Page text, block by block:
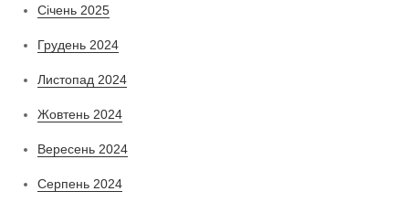
Січень 2025
Грудень 2024
Листопад 2024
Жовтень 2024
Вересень 2024
Серпень 2024